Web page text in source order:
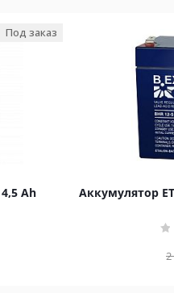
Ah
Под заказ
Аккумулятор
2